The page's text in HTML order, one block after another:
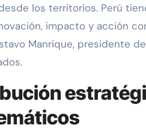
los territorios. Perú
impacto y acción
Manrique, presidente